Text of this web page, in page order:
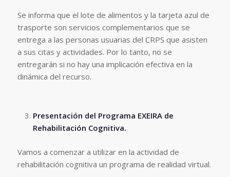
Se informa que el lote de alimentos y la tarjeta azul de
trasporte son servicios complementarios que se
entrega a las personas usuarias del CRPS que asisten
a sus citas y actividades. Por lo tanto, no se
entregarán si no hay una implicación efectiva en la
dinámica del recurso.
Presentación del Programa EXEIRA de
Rehabilitación Cognitiva.
Vamos a comenzar a utilizar en la actividad de
rehabilitación cognitiva un programa de realidad virtual.